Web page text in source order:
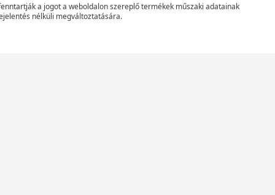
a jogot a weboldalon szereplő termékek műszaki adatainak
nélküli megváltoztatására.